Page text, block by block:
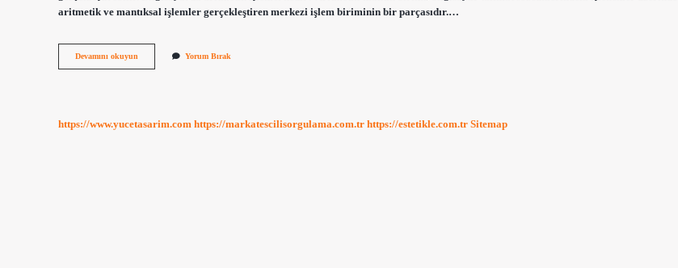
aritmetik ve mantıksal işlemler gerçekleştiren merkezi işlem biriminin bir parçasıdır.…
Devamını okuyun Bilgisayarın
Mantıksal
Nedir
Yorum Bırak
https://www.yucetasarim.com https://markatescilisorgulama.com.tr https://estetikle.com.tr Sitemap